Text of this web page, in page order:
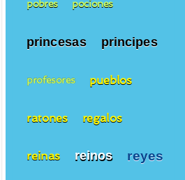
pobres pociones
princesas principes
profesores pueblos
ratones regalos
reinas reinos reyes